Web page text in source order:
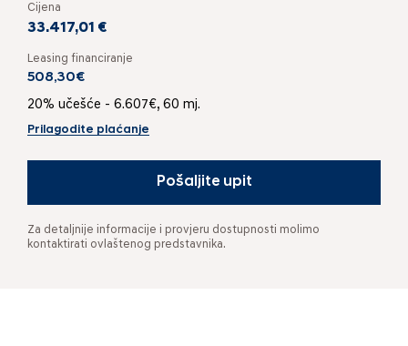
Cijena
33.417,01 €
Leasing financiranje
508,30€
20% učešće - 6.607€, 60 mj.
Prilagodite plaćanje
Pošaljite upit
Za detaljnije informacije i provjeru dostupnosti molimo
kontaktirati ovlaštenog predstavnika.